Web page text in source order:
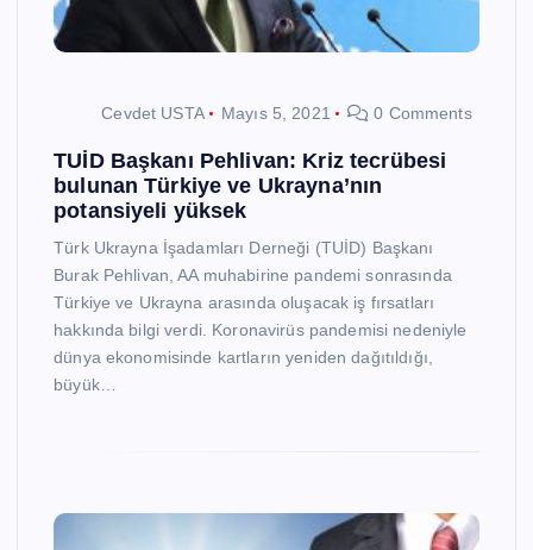
Cevdet USTA Mayıs 5, 2021 0 Comments
TUİD Başkanı Pehlivan: Kriz tecrübesi
bulunan Türkiye ve Ukrayna’nın
potansiyeli yüksek
Türk Ukrayna İşadamları Derneği (TUİD) Başkanı
Burak Pehlivan, AA muhabirine pandemi sonrasında
Türkiye ve Ukrayna arasında oluşacak iş fırsatları
hakkında bilgi verdi. Koronavirüs pandemisi nedeniyle
dünya ekonomisinde kartların yeniden dağıtıldığı,
büyük…